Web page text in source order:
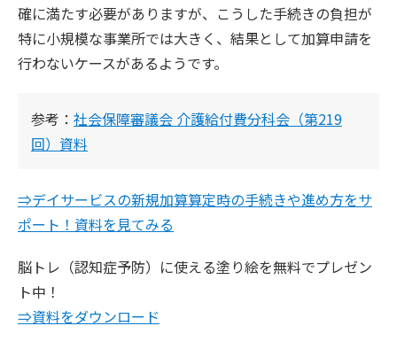
確に満たす必要がありますが、こうした手続きの負担が
特に小規模な事業所では大きく、結果として加算申請を
行わないケースがあるようです。
参考： 社会保障審議会 介護給付費分科会（第219
回）資料
⇒デイサービスの新規加算算定時の手続きや進め方をサ
ポート！資料を見てみる
脳トレ（認知症予防）に使える塗り絵を無料でプレゼン
ト中！
⇒資料をダウンロード